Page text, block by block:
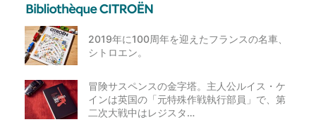
2019年に100周年を迎えたフランスの名車、
シトロエン。
冒険サスペンスの金字塔。主人公ルイス・ケ
インは英国の「元特殊作戦執行部員」で、第
二次大戦中はレジスタ…